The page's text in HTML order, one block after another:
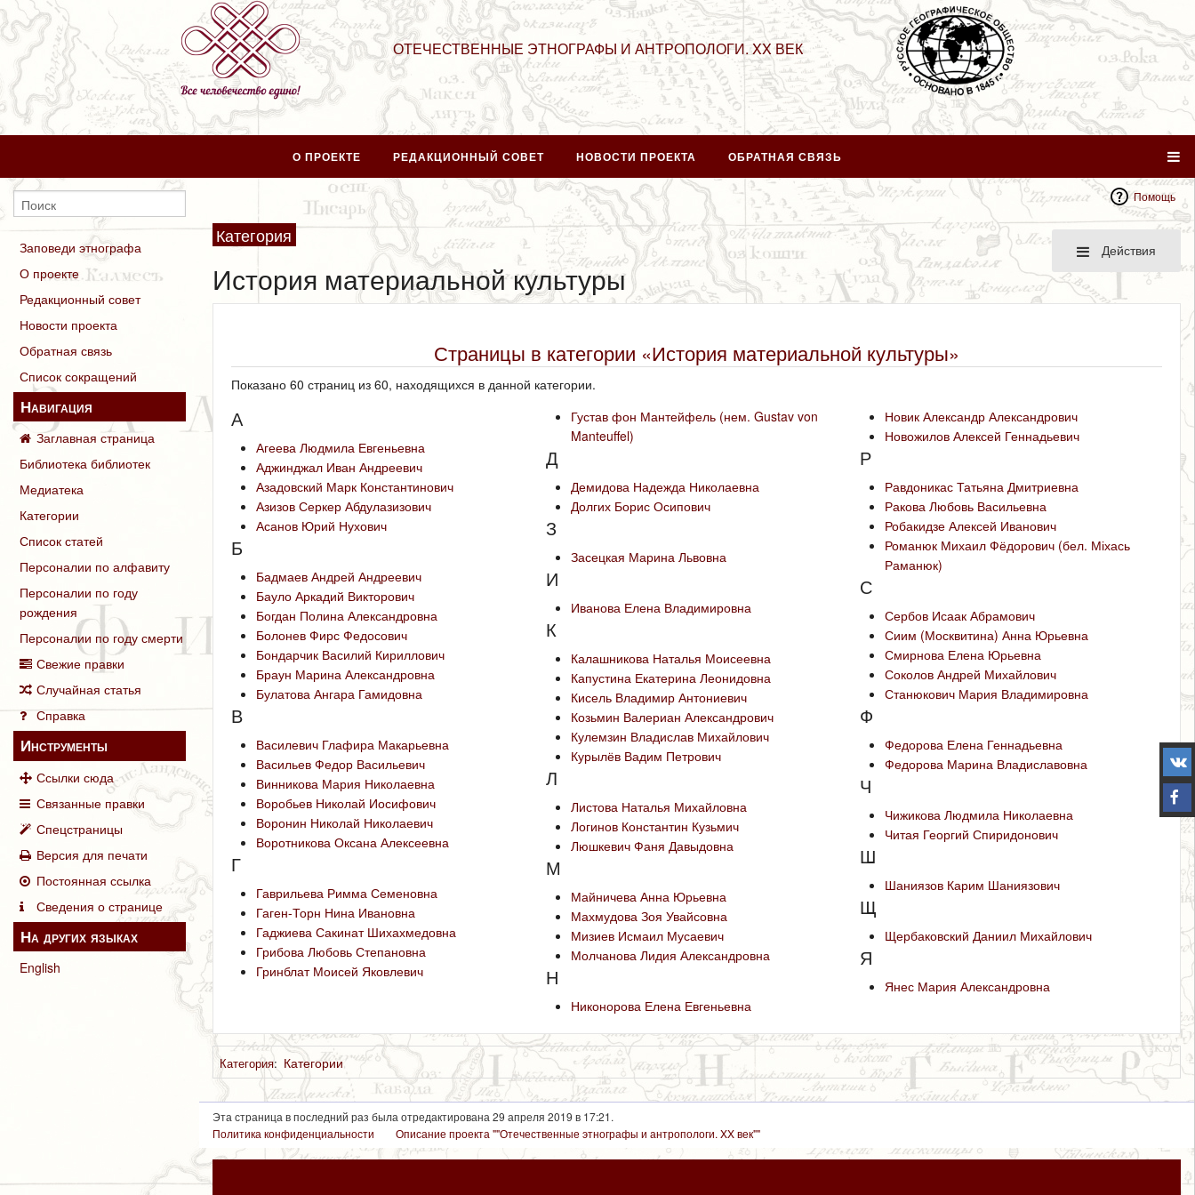
ОТЕЧЕСТВЕННЫЕ ЭТНОГРАФЫ И АНТРОПОЛОГИ. XX ВЕК
О ПРОЕКТЕ РЕДАКЦИОННЫЙ СОВЕТ НОВОСТИ ПРОЕКТА ОБРАТНАЯ СВЯЗЬ
Заповеди этнографа
О проекте
Редакционный совет
Новости проекта
Обратная связь
Список сокращений
Навигация
Заглавная страница
Библиотека библиотек
Медиатека
Категории
Список статей
Персоналии по алфавиту
Персоналии по году
рождения
Персоналии по году смерти
Свежие правки
Случайная статья
Справка
Инструменты
Ссылки сюда
Связанные правки
Спецстраницы
Версия для печати
Постоянная ссылка
Сведения о странице
На других языках
English
Помощь
Действия
Категория
История материальной культуры
Страницы в категории «История материальной культуры»
Показано 60 страниц из 60, находящихся в данной категории.
А
Агеева Людмила Евгеньевна
Аджинджал Иван Андреевич
Азадовский Марк Константинович
Азизов Серкер Абдулазизович
Асанов Юрий Нухович
Б
Бадмаев Андрей Андреевич
Бауло Аркадий Викторович
Богдан Полина Александровна
Болонев Фирс Федосович
Бондарчик Василий Кириллович
Браун Марина Александровна
Булатова Ангара Гамидовна
В
Василевич Глафира Макарьевна
Васильев Федор Васильевич
Винникова Мария Николаевна
Воробьев Николай Иосифович
Воронин Николай Николаевич
Воротникова Оксана Алексеевна
Г
Гаврильева Римма Семеновна
Гаген-Торн Нина Ивановна
Гаджиева Сакинат Шихахмедовна
Грибова Любовь Степановна
Гринблат Моисей Яковлевич
Густав фон Мантейфель (нем. Gustav von
Manteuffel)
Д
Демидова Надежда Николаевна
Долгих Борис Осипович
З
Засецкая Марина Львовна
И
Иванова Елена Владимировна
К
Калашникова Наталья Моисеевна
Капустина Екатерина Леонидовна
Кисель Владимир Антониевич
Козьмин Валериан Александрович
Кулемзин Владислав Михайлович
Курылёв Вадим Петрович
Л
Листова Наталья Михайловна
Логинов Константин Кузьмич
Люшкевич Фаня Давыдовна
М
Майничева Анна Юрьевна
Махмудова Зоя Увайсовна
Мизиев Исмаил Мусаевич
Молчанова Лидия Александровна
Н
Никонорова Елена Евгеньевна
Новик Александр Александрович
Новожилов Алексей Геннадьевич
Р
Равдоникас Татьяна Дмитриевна
Ракова Любовь Васильевна
Робакидзе Алексей Иванович
Романюк Михаил Фёдорович (бел. Міхась
Раманюк)
С
Сербов Исаак Абрамович
Сиим (Москвитина) Анна Юрьевна
Смирнова Елена Юрьевна
Соколов Андрей Михайлович
Станюкович Мария Владимировна
Ф
Федорова Елена Геннадьевна
Федорова Марина Владиславовна
Ч
Чижикова Людмила Николаевна
Читая Георгий Спиридонович
Ш
Шаниязов Карим Шаниязович
Щ
Щербаковский Даниил Михайлович
Я
Янес Мария Александровна
Категория: Категории
Эта страница в последний раз была отредактирована 29 апреля 2019 в 17:21.
Политика конфиденциальности
Описание проекта ""Отечественные этнографы и антропологи. XX век""